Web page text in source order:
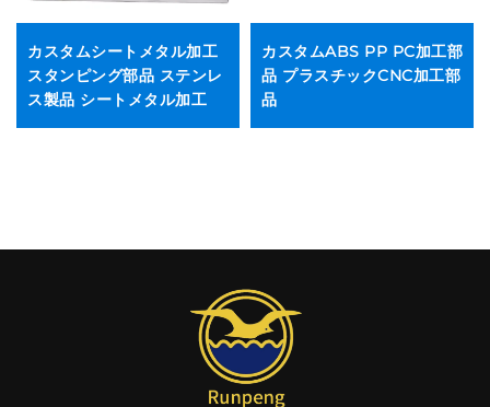
カスタムシートメタル加工
スタンピング部品 ステンレ
ス製品 シートメタル加工
カスタムABS PP PC加工部
品 プラスチックCNC加工部
品